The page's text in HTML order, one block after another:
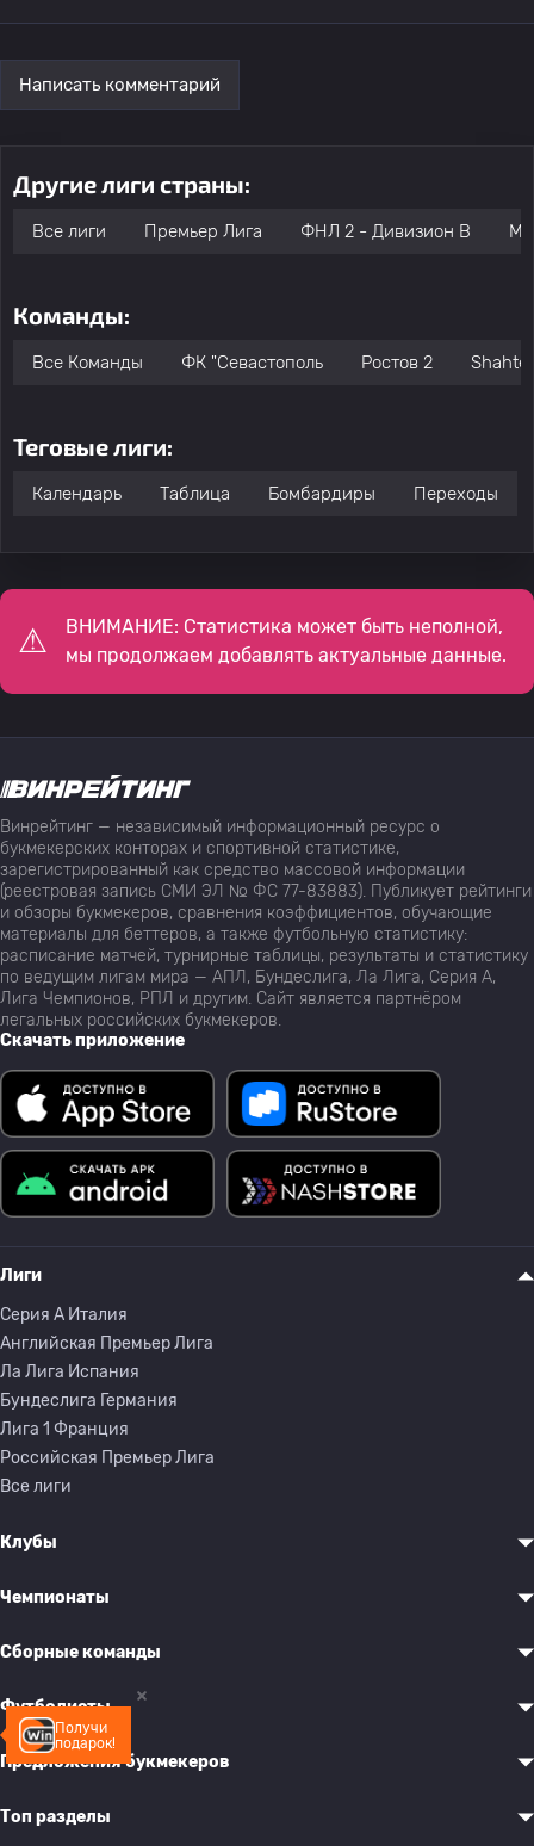
Написать комментарий
Другие лиги страны:
Все лиги Премьер Лига ФНЛ 2 - Дивизион B
Команды:
Все Команды ФК "Севастополь Ростов 2
Теговые лиги:
Календарь Таблица Бомбардиры Переходы
ВНИМАНИЕ: Статистика может быть неполной,
мы продолжаем добавлять актуальные данные.
Получи
подарок!
Винрейтинг — независимый информационный ресурс о
букмекерских конторах и спортивной статистике,
зарегистрированный как средство массовой информации
(реестровая запись СМИ ЭЛ № ФС 77-83883). Публикует рейтинги
и обзоры букмекеров, сравнения коэффициентов, обучающие
материалы для беттеров, а также футбольную статистику:
расписание матчей, турнирные таблицы, результаты и статистику
по ведущим лигам мира — АПЛ, Бундеслига, Ла Лига, Серия А,
Лига Чемпионов, РПЛ и другим. Сайт является партнёром
легальных российских букмекеров.
Скачать приложение
Лиги
Серия A Италия
Английская Премьер Лига
Ла Лига Испания
Бундеслига Германия
Лига 1 Франция
Российская Премьер Лига
Все лиги
Клубы
Чемпионаты
Сборные команды
Футболисты
Предложения букмекеров
Топ разделы